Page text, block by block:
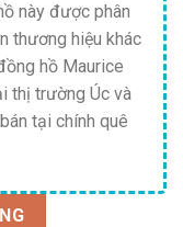
này được phân
thương hiệu khác
hồ Maurice
thị trường Úc và
tại chính quê